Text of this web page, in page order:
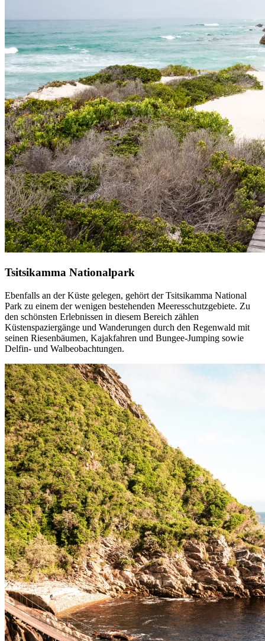
Tsitsikamma Nationalpark
Ebenfalls an der Küste gelegen, gehört der Tsitsikamma National
Park zu einem der wenigen bestehenden Meeresschutzgebiete. Zu
den schönsten Erlebnissen in diesem Bereich zählen
Küstenspaziergänge und Wanderungen durch den Regenwald mit
seinen Riesenbäumen, Kajakfahren und Bungee-Jumping sowie
Delfin- und Walbeobachtungen.